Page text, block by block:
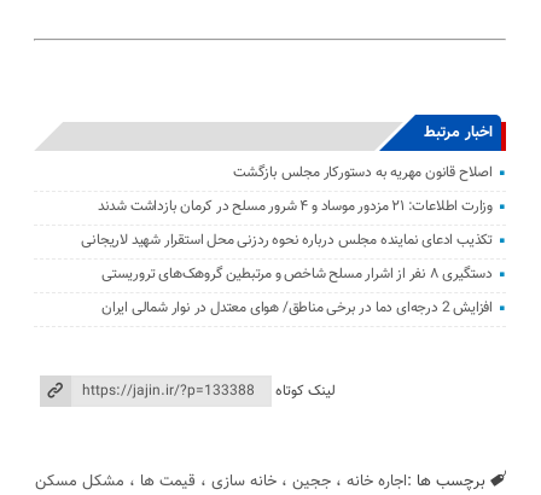
اخبار مرتبط
اصلاح قانون مهریه به دستورکار مجلس بازگشت
وزارت اطلاعات: ۲۱ مزدور موساد و ۴ شرور مسلح در کرمان بازداشت شدند
تکذیب ادعای نماینده مجلس درباره نحوه ردزنی محل استقرار شهید لاریجانی
دستگیری ۸ نفر از اشرار مسلح شاخص و مرتبطین گروهک‌های تروریستی
افزایش 2 درجه‌ای دما در برخی مناطق/ هوای معتدل در نوار شمالی ایران
لینک کوتاه
برچسب ها :اجاره خانه ،ججین ،خانه سازی ، قیمت ها ، مشکل مسکن